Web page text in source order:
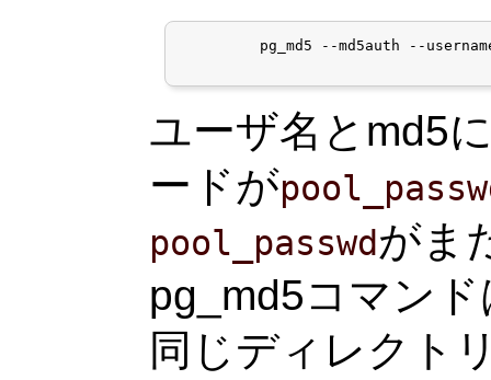
pg_md5 --md5auth --
ユーザ名とmd5
ードが
pool_passwdがま
pg_md5コマン
同じディレクト